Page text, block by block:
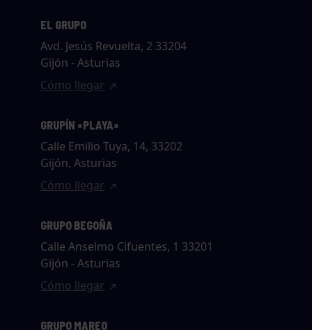
EL GRUPO
Avd. Jesús Revuelta, 2 33204
Gijón - Asturias
Cómo llegar
GRUPÍN «PLAYA»
Calle Emilio Tuya, 14, 33202
Gijón, Asturias
Cómo llegar
GRUPO BEGOÑA
Calle Anselmo Cifuentes, 1 33201
Gijón - Asturias
Cómo llegar
GRUPO MAREO